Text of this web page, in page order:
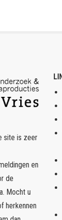
site is zeer
en
de
Mocht u
herkennen